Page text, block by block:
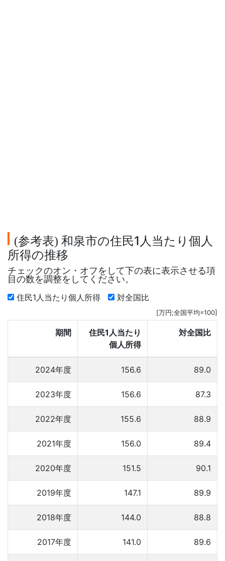
(参考表) 和泉市の住民1人当たり個人
所得の推移
チェックのオン・オフをして下の表に表示させる項
目の数を調整をしてください。
住民1人当たり個人所得 対全国比
[万円;全国平均=100]
期間
住民1人当たり
個人所得
対全国比
2024年度 156.6 89.0
2023年度 156.6 87.3
2022年度 155.6 88.9
2021年度 156.0 89.4
2020年度 151.5 90.1
2019年度 147.1 89.9
2018年度 144.0 88.8
2017年度 141.0 89.6